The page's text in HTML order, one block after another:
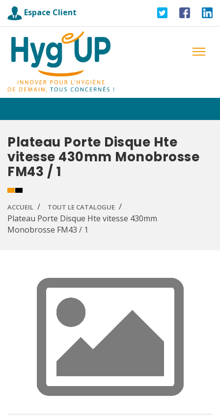
Espace Client
Plateau Porte Disque Hte
vitesse 430mm Monobrosse
FM43 / 1
ACCUEIL TOUT LE CATALOGUE
Plateau Porte Disque Hte vitesse 430mm
Monobrosse FM43 / 1